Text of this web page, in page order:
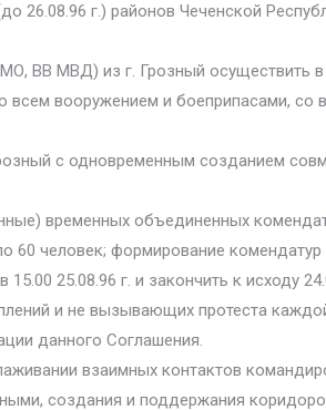
г.) районов Чеченской
ВВ МВД) из г. Грозный осуществить
вооружением и боеприпасами, со
с одновременным созданием
временных объединенных
человек; формирование
25.08.96 г. и закончить к исходу
и не вызывающих протеста
данного Соглашения.
взаимных контактов
создания и поддержания